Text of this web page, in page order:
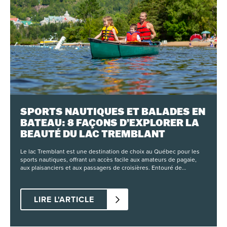
SPORTS NAUTIQUES ET BALADES EN
BATEAU: 8 FAÇONS D’EXPLORER LA
BEAUTÉ DU LAC TREMBLANT
Le lac Tremblant est une destination de choix au Québec pour les
sports nautiques, offrant un accès facile aux amateurs de pagaie,
aux plaisanciers et aux passagers de croisières. Entouré de
protéger les rives et à préserver la qualité de l’eau. Les visiteurs
peuvent profiter d’activités saisonnières de mai à octobre, allant de
la location de planches à pagaie aux excursions en canot, en
sortie paisible ou une journée complète d’aventure motorisée, le
LIRE L'ARTICLE